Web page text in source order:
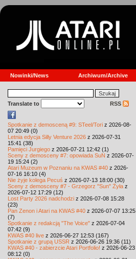
Nowinki/News Archiwum/Archive
Translate to RSS
Spotkanie z demosceną #9: STeel/Tori z 2026-08-
07 20:49 (0)
Letnia edycja Silly Venture 2026 z 2026-07-31
15:41 (38)
Pamięci Jurgiego z 2026-07-21 12:42 (1)
Sceny z demosceny #7: opowiada SuN z 2026-07-
19 15:24 (2)
Atari Muzeum w Poznaniu na KWAS #40 z 2026-
07-16 16:10 (4)
Nie żyje kolega Pecuś z 2026-07-13 18:00 (30)
Sceny z demosceny #7 - Grzegorz "Sun" Żyła z
2026-07-12 17:29 (12)
Lost Party 2026 nadchodzi z 2026-07-08 15:28
(23)
Pan Zenon i Atari na KWAS #40 z 2026-07-07 13:25
(7)
Spotkanie z redakcją "The Voice" z 2026-07-04
07:42 (9)
KWAS #40 live z 2026-06-27 12:53 (167)
Spotkanie z grupą USSR z 2026-06-26 19:36 (11)
KWAS #40 - zabierzcie Atari Portfolio! z 2026-06-23
08:12 (0)